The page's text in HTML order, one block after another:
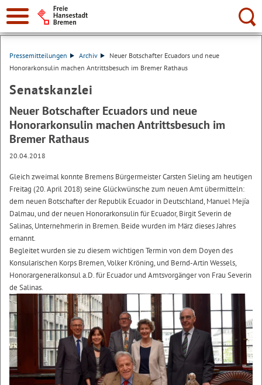
Suche:
Pressemitteilungen Archiv
Neuer Botschafter Ecuadors und neue
Honorarkonsulin machen Antrittsbesuch im Bremer Rathaus
Senatskanzlei
Neuer Botschafter Ecuadors und neue
Honorarkonsulin machen Antrittsbesuch im
Bremer Rathaus
20.04.2018
Gleich zweimal konnte Bremens Bürgermeister Carsten Sieling am heutigen
Freitag (20. April 2018) seine Glückwünsche zum neuen Amt übermitteln:
dem neuen Botschafter der Republik Ecuador in Deutschland, Manuel Mejía
Dalmau, und der neuen Honorarkonsulin für Ecuador, Birgit Severin de
Salinas, Unternehmerin in Bremen. Beide wurden im März dieses Jahres
ernannt.
Begleitet wurden sie zu diesem wichtigen Termin von dem Doyen des
Konsularischen Korps Bremen, Volker Kröning, und Bernd-Artin Wessels,
Honorargeneralkonsul a.D. für Ecuador und Amtsvorgänger von Frau Severin
de Salinas.